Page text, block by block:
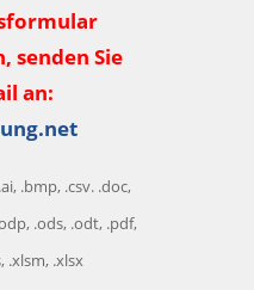
senden Sie
an:
.bmp, .csv. .doc,
.ods, .odt, .pdf,
.xlsm, .xlsx